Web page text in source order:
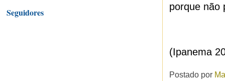
porque não
(Ipanema
Postado por
Seguidores